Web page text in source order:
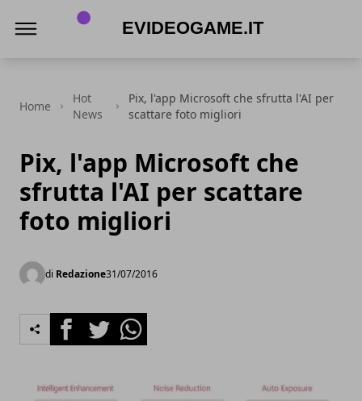
Home
Hot
News
Pix, l'app Microsoft che sfrutta l'AI per
scattare foto migliori
Pix, l'app Microsoft che
sfrutta l'AI per scattare
foto migliori
di Redazione31/07/2016
FacebookTwitterWhatsapp